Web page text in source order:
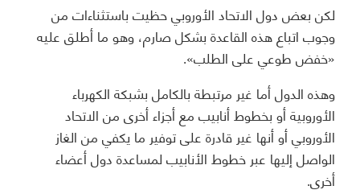
لكن بعض دول الاتحاد الأوروبي حظيت باستثناءات من
وجوب اتباع هذه القاعدة بشكل صارم، وهو ما أطلق عليه
«خفض طوعي على الطلب».
وهذه الدول أما غير مرتبطة بالكامل بشبكة الكهرباء
الأوروبية أو بخطوط أنابيب مع أجزاء أخرى من الاتحاد
الأوروبي أو أنها غير قادرة على توفير ما يكفي من الغاز
الواصل إليها عبر خطوط الأنابيب لمساعدة دول أعضاء
أخرى.